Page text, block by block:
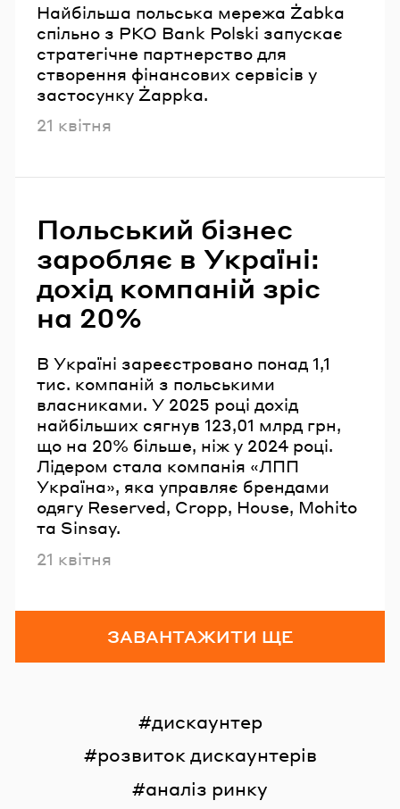
Найбільша польська мережа Żabka
спільно з PKO Bank Polski запускає
стратегічне партнерство для
створення фінансових сервісів у
застосунку Żappka.
Опубліковано
21 квітня
Польський бізнес
заробляє в Україні:
дохід компаній зріс
на 20%
В Україні зареєстровано понад 1,1
тис. компаній з польськими
власниками. У 2025 році дохід
найбільших сягнув 123,01 млрд грн,
що на 20% більше, ніж у 2024 році.
Лідером стала компанія «ЛПП
Україна», яка управляє брендами
одягу Reserved, Cropp, House, Mohito
та Sinsay.
Опубліковано
21 квітня
ЗАВАНТАЖИТИ ЩЕ
дискаунтер
розвиток дискаунтерів
аналіз ринку